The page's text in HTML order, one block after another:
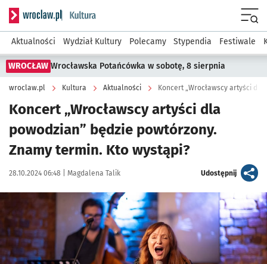
Serwis informacyjny wroclaw.pl podserwis: Kultura
Aktualności Wydział Kultury Polecamy Stypendia Festiwale
WROCŁAW Wrocławska Potańcówka w sobotę, 8 sierpnia
wroclaw.pl Kultura Aktualności Koncert „Wrocławscy artyści
Koncert „Wrocławscy artyści dla
powodzian” będzie powtórzony.
Znamy termin. Kto wystąpi?
Data publikacji:
28.10.2024 06:48 | Autor:
Magdalena Talik Udostępnijartykuł
Kliknij, aby zobaczyć galerię